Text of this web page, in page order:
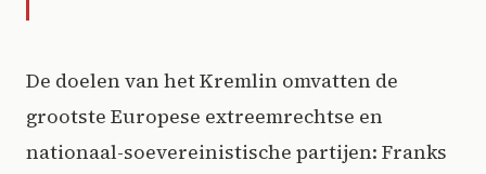
De doelen van het Kremlin omvatten de
grootste Europese extreemrechtse en
nationaal-soevereinistische partijen: Franks